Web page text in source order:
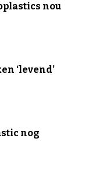
nou
‘levend’
nog